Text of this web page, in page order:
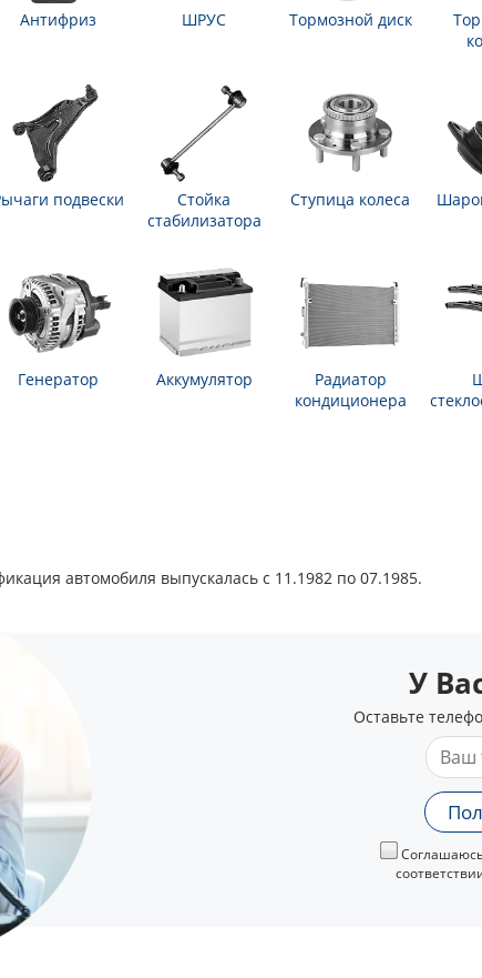
Антифриз ШРУС Тормозной диск
подвески
Стойка
стабилизатора
Ступица колеса
Генератор Аккумулятор
Радиатор
кондиционера
автомобиля выпускалась с 11.1982 по 07.1985.
У
Оставьте